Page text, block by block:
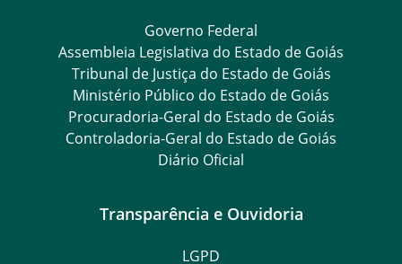
Governo Federal
Assembleia Legislativa do Estado de Goiás
Tribunal de Justiça do Estado de Goiás
Ministério Público do Estado de Goiás
Procuradoria-Geral do Estado de Goiás
Controladoria-Geral do Estado de Goiás
Diário Oficial
Transparência e Ouvidoria
LGPD